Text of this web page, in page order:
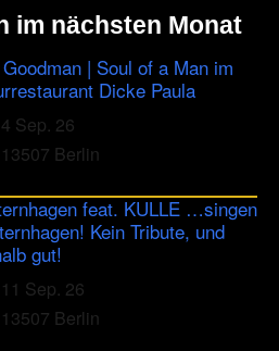
im nächsten Monat
| Soul of a Man im
Dicke Paula
4 Sep. 26
13507 Berlin
feat. KULLE …singen
Kein Tribute, und
gut!
11 Sep. 26
13507 Berlin